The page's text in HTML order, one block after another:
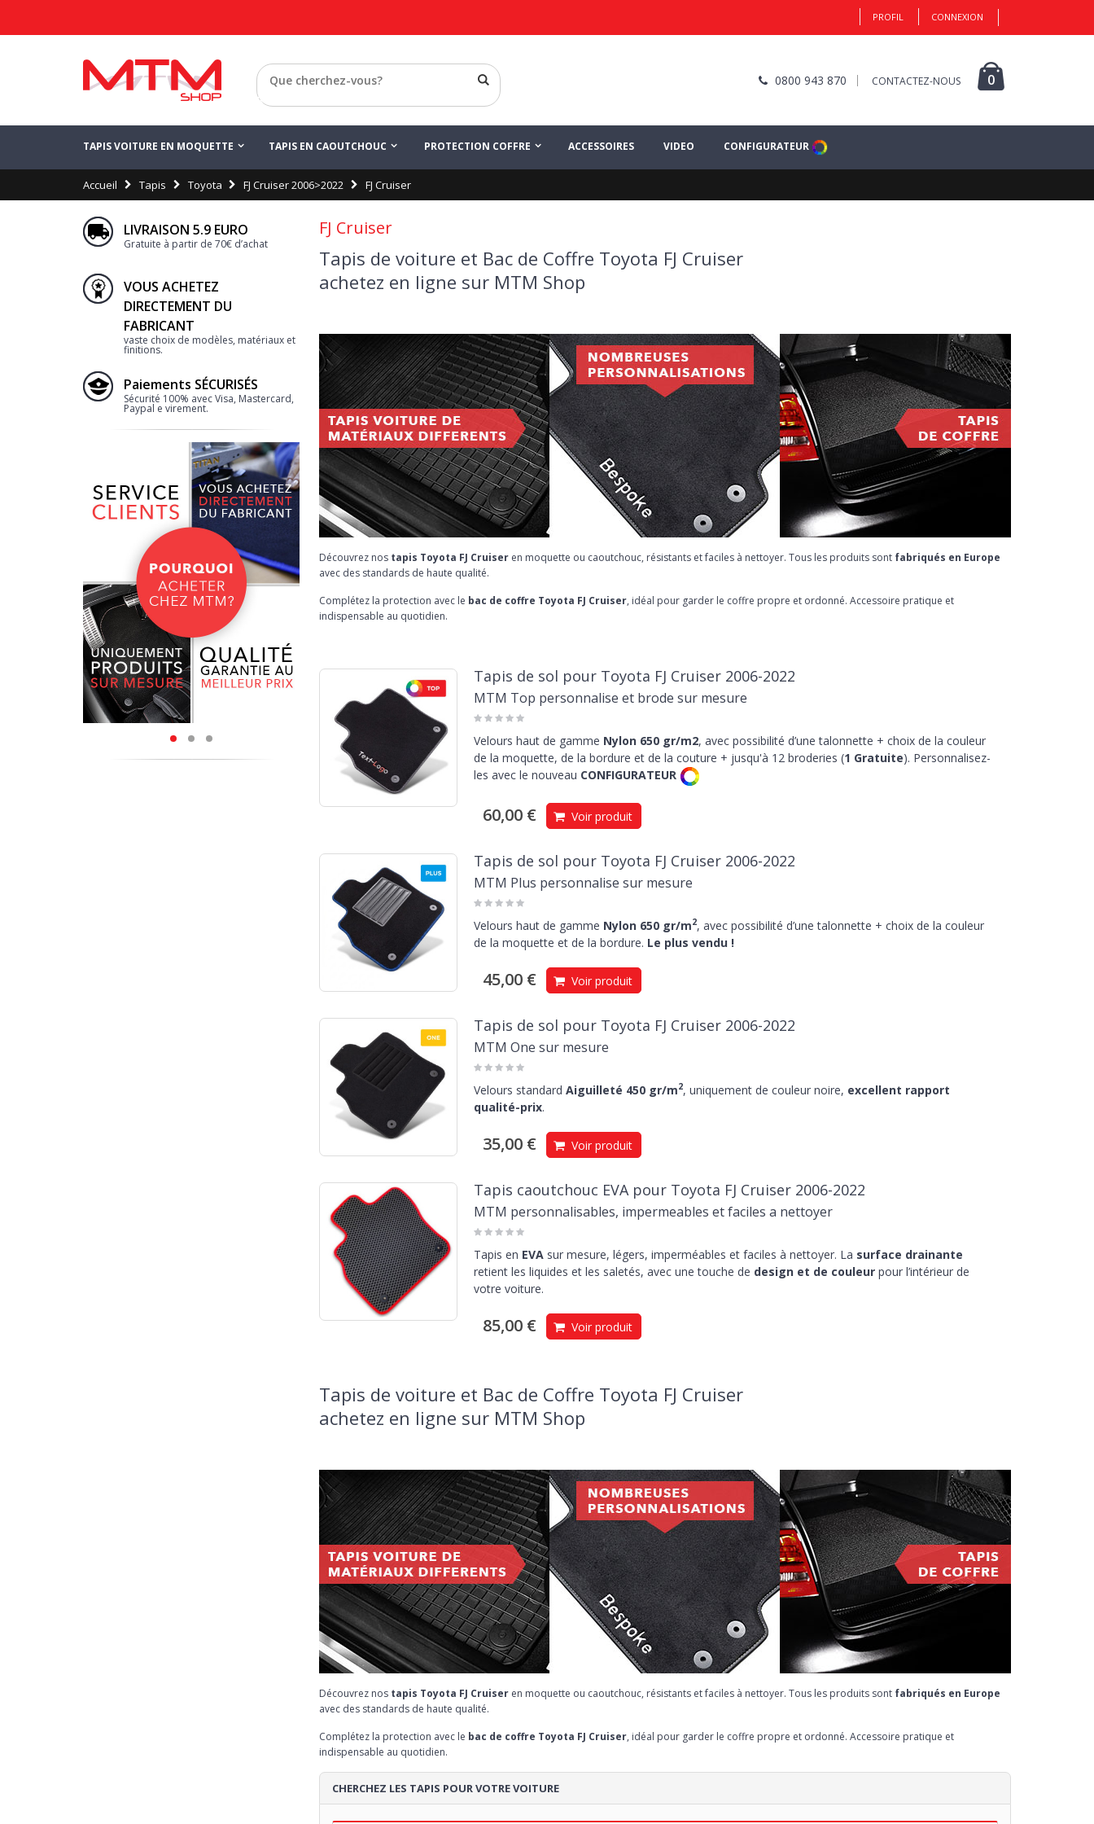
PROFIL CONNEXION
0800 943 870 CONTACTEZ-NOUS 0
Retour
TAPIS VOITURE EN MOQUETTE TAPIS EN CAOUTCHOUC PROTECTION COFFRE ACCESSOIRES VIDEO CONFIGURATEUR
Accueil Tapis Toyota FJ Cruiser 2006>2022 FJ Cruiser
FJ Cruiser
Tapis de voiture et Bac de Coffre Toyota FJ Cruiser
achetez en ligne sur MTM Shop
Découvrez nos tapis Toyota FJ Cruiseren moquette ou caoutchouc, résistants et faciles à nettoyer. Tous les produits sont fabriqués en Europe
avec des standards de haute qualité.
Complétez la protection avec le bac de coffre Toyota FJ Cruiser, idéal pour garder le coffre propre et ordonné. Accessoire pratique et
indispensable au quotidien.
Tapis de sol pour Toyota FJ Cruiser 2006-2022
MTM Top personnalise et brode sur mesure
Velours haut de gamme Nylon 650 gr/m2, avec possibilité d’une talonnette + choix de la couleur
de la moquette, de la bordure et de la couture + jusqu'à 12 broderies (1 Gratuite). Personnalisez-
les avec le nouveau CONFIGURATEUR
60,00 € Voir produit
Tapis de sol pour Toyota FJ Cruiser 2006-2022
MTM Plus personnalise sur mesure
Velours haut de gamme Nylon 650 gr/m2, avec possibilité d’une talonnette + choix de la couleur
de la moquette et de la bordure. Le plus vendu !
45,00 € Voir produit
Tapis de sol pour Toyota FJ Cruiser 2006-2022
MTM One sur mesure
Velours standard Aiguilleté 450 gr/m2, uniquement de couleur noire, excellent rapport
qualité-prix.
35,00 € Voir produit
Tapis caoutchouc EVA pour Toyota FJ Cruiser 2006-2022
MTM personnalisables, impermeables et faciles a nettoyer
Tapis en EVAsur mesure, légers, imperméables et faciles à nettoyer. La surface drainante
retient les liquides et les saletés, avec une touche de design et de couleurpour l’intérieur de
votre voiture.
85,00 € Voir produit
Tapis de voiture et Bac de Coffre Toyota FJ Cruiser
achetez en ligne sur MTM Shop
Découvrez nos tapis Toyota FJ Cruiseren moquette ou caoutchouc, résistants et faciles à nettoyer. Tous les produits sont fabriqués en Europe
avec des standards de haute qualité.
Complétez la protection avec le bac de coffre Toyota FJ Cruiser, idéal pour garder le coffre propre et ordonné. Accessoire pratique et
indispensable au quotidien.
CHERCHEZ LES TAPIS POUR VOTRE VOITURE
LIVRAISON 5.9 EURO
Gratuite à partir de 70€ d’achat
VOUS ACHETEZ
DIRECTEMENT DU
FABRICANT
vaste choix de modèles, matériaux et
finitions.
Paiements SÉCURISÉS
Sécurité 100% avec Visa, Mastercard,
Paypal e virement.